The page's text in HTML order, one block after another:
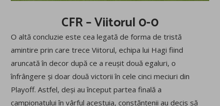
CFR – Viitorul 0-0
O altă concluzie este cea legată de forma de tristă
amintire prin care trece Viitorul, echipa lui Hagi fiind
aruncată în decor după ce a reușit două egaluri, o
înfrângere și doar două victorii în cele cinci meciuri din
Playoff. Astfel, deși au început partea finală a
campionatului în vârful acestuia, constănțenii au decis să